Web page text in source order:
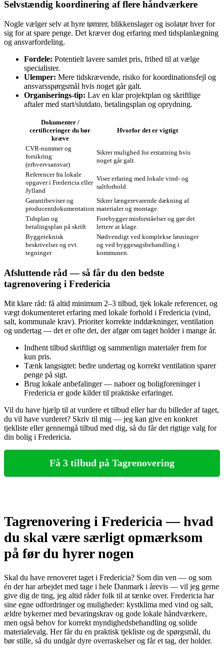
Selvstændig koordinering af flere håndværkere
Nogle vælger selv at hyre tømrer, blikkenslager og isolatør hver for
sig for at spare penge. Det kræver dog erfaring med tidsplanlægning
og ansvarfordeling.
Fordele: Potentielt lavere samlet pris, frihed til at vælge
specialister.
Ulemper: Mere tidskrævende, risiko for koordinationsfejl og
ansvarsspørgsmål hvis noget går galt.
Organiserings-tip: Lav en klar projektplan og skriftlige
aftaler med start/slutdato, betalingsplan og oprydning.
Dokumenter /
certificeringer du bør
kræve
Hvorfor det er vigtigt
CVR‑nummer og
forsikring
(erhvervsansvar)
Sikrer mulighed for erstatning hvis
noget går galt.
Referencer fra lokale
opgaver i Fredericia eller
Jylland
Viser erfaring med lokale vind- og
saltforhold.
Garantibeviser og
producentdokumentation
Sikrer længerevarende dækning af
materialer og montage.
Tidsplan og
betalingsplan på skrift
Forebygger misforståelser og gør det
lettere at klage.
Byggeteknisk
beskrivelser og evt.
tegninger
Nødvendigt ved komplekse løsninger
og ved byggesagsbehandling i
kommunen.
Afsluttende råd — så får du den bedste
tagrenovering i Fredericia
Mit klare råd: få altid minimum 2–3 tilbud, tjek lokale referencer, og
vægt dokumenteret erfaring med lokale forhold i Fredericia (vind,
salt, kommunale krav). Prioriter korrekte inddækninger, ventilation
og undertag — det er ofte det, der afgør om taget holder i mange år.
Indhent tilbud skriftligt og sammenlign materialer frem for
kun pris.
Tænk langsigtet: bedre undertag og korrekt ventilation sparer
penge på sigt.
Brug lokale anbefalinger — naboer og boligforeninger i
Fredericia er gode kilder til praktiske erfaringer.
Vil du have hjælp til at vurdere et tilbud eller har du billeder af taget,
du vil have vurderet? Skriv til mig — jeg kan give en konkret
tjekliste eller gennemgå tilbud med dig, så du får det rigtige valg for
din bolig i Fredericia.
Få 3 tilbud på Tagrenovering
Tagrenovering i Fredericia — hvad
du skal være særligt opmærksom
på før du hyrer nogen
Skal du have renoveret taget i Fredericia? Som din ven — og som
én der har arbejdet med tage i hele Danmark i årevis — vil jeg gerne
give dig de ting, jeg altid råder folk til at tænke over. Fredericia har
sine egne udfordringer og muligheder: kystklima med vind og salt,
ældre bykerner med bevaringskrav og gode lokale håndværkere,
men også behov for korrekt myndighedsbehandling og solide
materialevalg. Her får du en praktisk tjekliste og de spørgsmål, du
bør stille, så du undgår dyre overraskelser og får et tag, der holder.